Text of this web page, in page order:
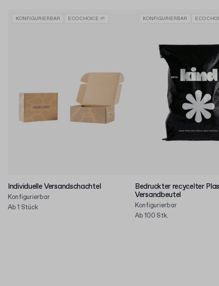
KONFIGURIERBAR ECO CHOICE 🌱
Individuelle Versandschachtel
Konfigurierbar
Ab 1 Stück
KONFIGURIERBAR ECO
Bedruckter recycelter
Versandbeutel
Konfigurierbar
Ab 100 Stk.